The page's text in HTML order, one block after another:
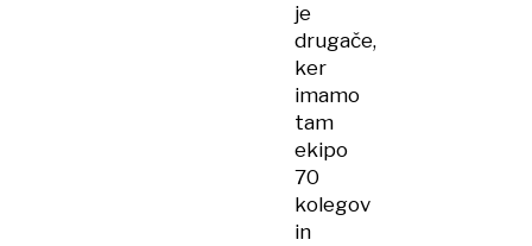
je
drugače,
ker
imamo
tam
ekipo
70
kolegov
in